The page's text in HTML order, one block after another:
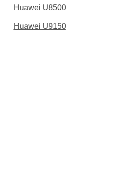
Huawei U8500
Huawei U9150